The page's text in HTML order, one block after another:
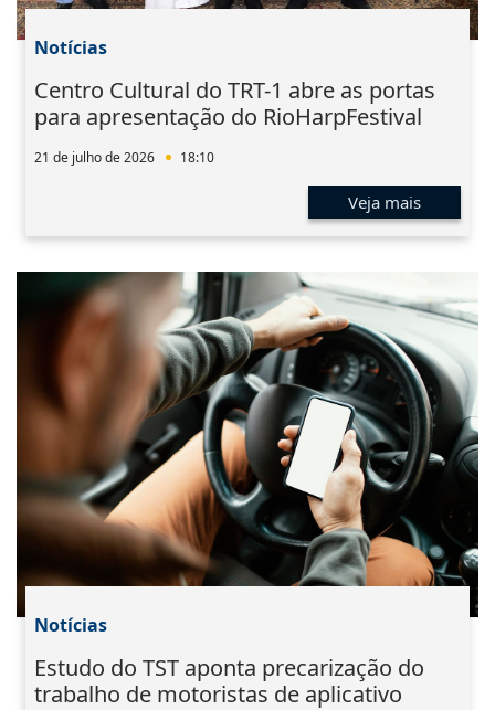
Notícias
Centro Cultural do TRT-1 abre as portas
para apresentação do RioHarpFestival
21 de julho de 2026 18:10
Veja mais
Notícias
Estudo do TST aponta precarização do
trabalho de motoristas de aplicativo